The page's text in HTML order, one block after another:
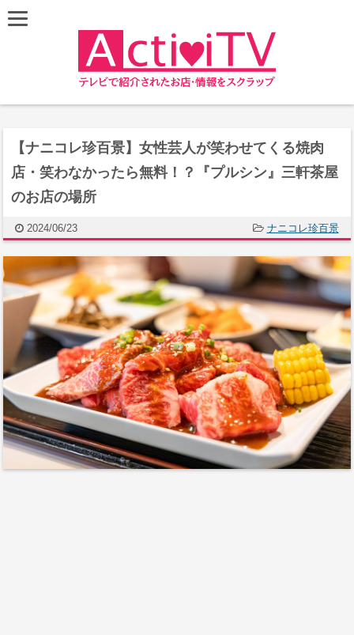
【ナニコレ珍百景】女性芸人が笑わせてくる焼肉
店・笑わなかったら無料！？『プルシン』三軒茶屋
のお店の場所
2024/06/23 ナニコレ珍百景